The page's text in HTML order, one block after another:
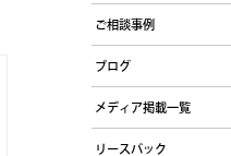
ご相談事例
ブログ
メディア掲載一覧
リースバック